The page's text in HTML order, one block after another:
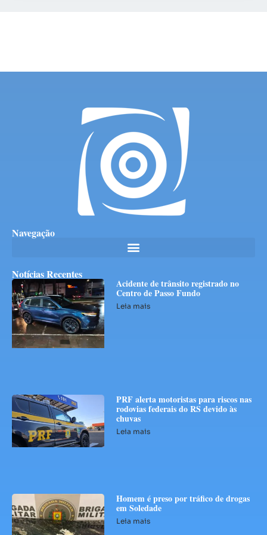
Navegação
Notícias Recentes
Acidente de trânsito registrado no
Centro de Passo Fundo
Leia mais
PRF alerta motoristas para riscos nas
rodovias federais do RS devido às
chuvas
Leia mais
Homem é preso por tráfico de drogas
em Soledade
Leia mais